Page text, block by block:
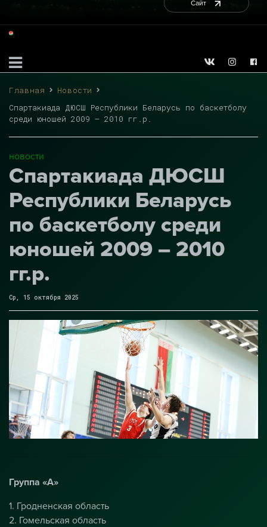
Сайт
Главная
Новости
Спартакиада ДЮСШ Республики Беларусь по баскетболу
среди юношей 2009 – 2010 гг.р.
новости
Спартакиада ДЮСШ
Республики Беларусь
по баскетболу среди
юношей 2009 – 2010
гг.р.
Ср, 15 октября 2025
Группа «А»
1. Гродненская область
2. Гомельская область